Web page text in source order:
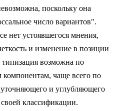
поскольку она
число вариантов".
нет устоявшегося мнения,
и изменение в позиции
возможна по
чаще всего по
и углубляющего
классификации.